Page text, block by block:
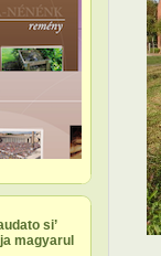
si’
magyarul